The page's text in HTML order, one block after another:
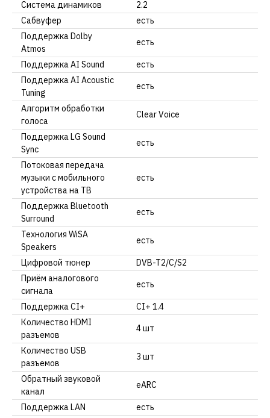
Система динамиков
2.2
Сабвуфер
есть
Поддержка Dolby
Atmos
есть
Поддержка AI Sound
есть
Поддержка AI Acoustic
Tuning
есть
Алгоритм обработки
голоса
Clear Voice
Поддержка LG Sound
Sync
есть
Потоковая передача
музыки с мобильного
устройства на ТВ
есть
Поддержка Bluetooth
Surround
есть
Технология WiSA
Speakers
есть
Цифровой тюнер
DVB-T2/C/S2
Приём аналогового
сигнала
есть
Поддержка CI+
CI+ 1.4
Количество HDMI
разъемов
4 шт
Количество USB
разъемов
3 шт
Обратный звуковой
канал
eARC
Поддержка LAN
есть